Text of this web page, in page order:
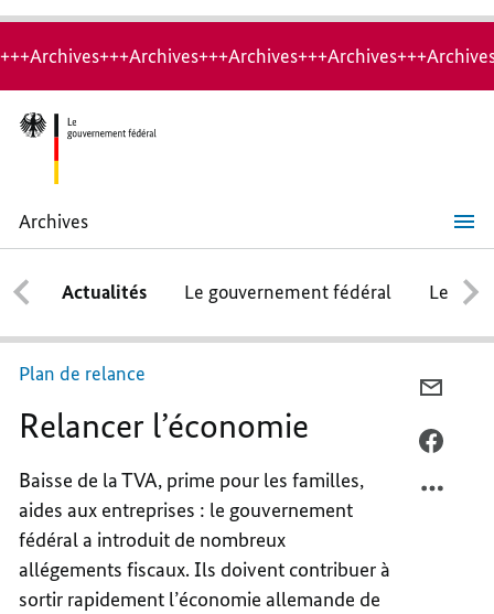
Archives
Relancer
l’économie
Actualités Le gouvernement fédéral Le
Plan de relance
Relancer l’économie
Baisse de la TVA, prime pour les familles,
aides aux entreprises : le gouvernement
fédéral a introduit de nombreux
allégements fiscaux. Ils doivent contribuer à
sortir rapidement l’économie allemande de